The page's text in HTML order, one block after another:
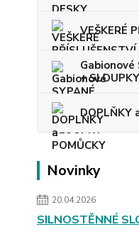
VEŠKERÉ
Gabionové
+ SLOUPKY
DOPLŇKY
Novinky
20.04.2026
SILNOSTĚNNÉ